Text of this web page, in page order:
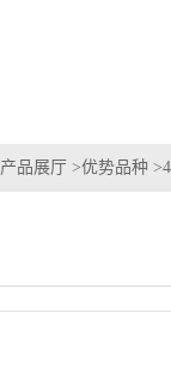
产品展厅 >优势品种 >